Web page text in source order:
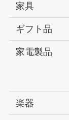
家具
ギフト品
家電製品
楽器